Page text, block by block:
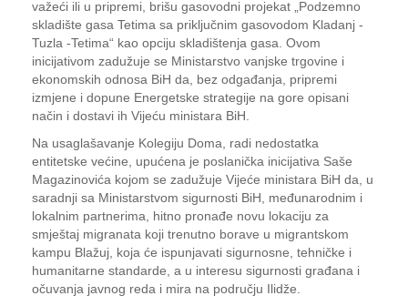
važeći ili u pripremi, brišu gasovodni projekat „Podzemno
skladište gasa Tetima sa priključnim gasovodom Kladanj -
Tuzla -Tetima“ kao opciju skladištenja gasa. Ovom
inicijativom zadužuje se Ministarstvo vanjske trgovine i
ekonomskih odnosa BiH da, bez odgađanja, pripremi
izmjene i dopune Energetske strategije na gore opisani
način i dostavi ih Vijeću ministara BiH.
Na usaglašavanje Kolegiju Doma, radi nedostatka
entitetske većine, upućena je poslanička inicijativa Saše
Magazinovića kojom se zadužuje Vijeće ministara BiH da, u
saradnji sa Ministarstvom sigurnosti BiH, međunarodnim i
lokalnim partnerima, hitno pronađe novu lokaciju za
smještaj migranata koji trenutno borave u migrantskom
kampu Blažuj, koja će ispunjavati sigurnosne, tehničke i
humanitarne standarde, a u interesu sigurnosti građana i
očuvanja javnog reda i mira na području Ilidže.